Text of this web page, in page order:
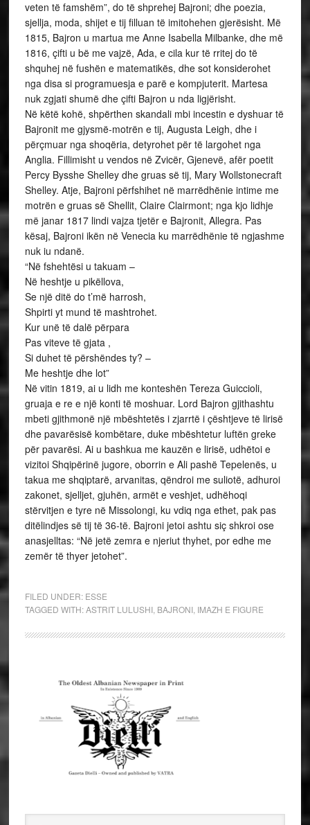
veten të famshëm”, do të shprehej Bajroni; dhe poezia,
sjellja, moda, shijet e tij filluan të imitohehen gjerësisht. Më
1815, Bajron u martua me Anne Isabella Milbanke, dhe më
1816, çifti u bë me vajzë, Ada, e cila kur të rritej do të
shquhej në fushën e matematikës, dhe sot konsiderohet
nga disa si programuesja e parë e kompjuterit. Martesa
nuk zgjati shumë dhe çifti Bajron u nda ligjërisht.
Në këtë kohë, shpërthen skandali mbi incestin e dyshuar të
Bajronit me gjysmë-motrën e tij, Augusta Leigh, dhe i
përçmuar nga shoqëria, detyrohet për të largohet nga
Anglia. Fillimisht u vendos në Zvicër, Gjenevë, afër poetit
Percy Bysshe Shelley dhe gruas së tij, Mary Wollstonecraft
Shelley. Atje, Bajroni përfshihet në marrëdhënie intime me
motrën e gruas së Shellit, Claire Clairmont; nga kjo lidhje
më janar 1817 lindi vajza tjetër e Bajronit, Allegra. Pas
kësaj, Bajroni ikën në Venecia ku marrëdhënie të ngjashme
nuk iu ndanë.
“Në fshehtësi u takuam –
Në heshtje u pikëllova,
Se një ditë do t’më harrosh,
Shpirti yt mund të mashtrohet.
Kur unë të dalë përpara
Pas viteve të gjata ,
Si duhet të përshëndes ty? –
Me heshtje dhe lot”
Në vitin 1819, ai u lidh me konteshën Tereza Guiccioli,
gruaja e re e një konti të moshuar. Lord Bajron gjithashtu
mbeti gjithmonë një mbështetës i zjarrtë i çështjeve të lirisë
dhe pavarësisë kombëtare, duke mbështetur luftën greke
për pavarësi. Ai u bashkua me kauzën e lirisë, udhëtoi e
vizitoi Shqipërinë jugore, oborrin e Ali pashë Tepelenës, u
takua me shqiptarë, arvanitas, qëndroi me suliotë, adhuroi
zakonet, sjelljet, gjuhën, armët e veshjet, udhëhoqi
stërvitjen e tyre në Missolongi, ku vdiq nga ethet, pak pas
ditëlindjes së tij të 36-të. Bajroni jetoi ashtu siç shkroi ose
anasjelltas: “Në jetë zemra e njeriut thyhet, por edhe me
zemër të thyer jetohet”.
FILED UNDER: ESSE
TAGGED WITH:ASTRIT LULUSHI, BAJRONI, IMAZH E FIGURE